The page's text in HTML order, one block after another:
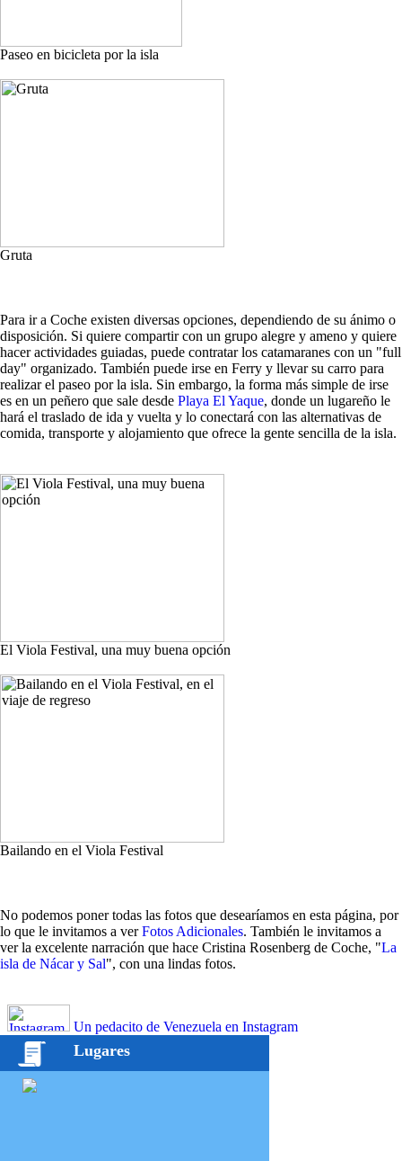
Paseo en bicicleta por la isla
Gruta
Para ir a Coche existen diversas opciones, dependiendo de su ánimo o
disposición. Si quiere compartir con un grupo alegre y ameno y quiere
hacer actividades guiadas, puede contratar los catamaranes con un "full
day" organizado. También puede irse en Ferry y llevar su carro para
realizar el paseo por la isla. Sin embargo, la forma más simple de irse
es en un peñero que sale desde Playa El Yaque, donde un lugareño le
hará el traslado de ida y vuelta y lo conectará con las alternativas de
comida, transporte y alojamiento que ofrece la gente sencilla de la isla.
El Viola Festival, una muy buena opción
Bailando en el Viola Festival
No podemos poner todas las fotos que desearíamos en esta página, por
lo que le invitamos a verFotos Adicionales. También le invitamos a
ver la excelente narración que hace Cristina Rosenberg de Coche, "La
isla de Nácar y Sal", con una lindas fotos.
Un pedacito de Venezuela en Instagram
Lugares